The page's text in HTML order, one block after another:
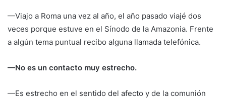
—Viajo a Roma una vez al año, el año pasado viajé dos
veces porque estuve en el Sínodo de la Amazonia. Frente
a algún tema puntual recibo alguna llamada telefónica.
—No es un contacto muy estrecho.
—Es estrecho en el sentido del afecto y de la comunión